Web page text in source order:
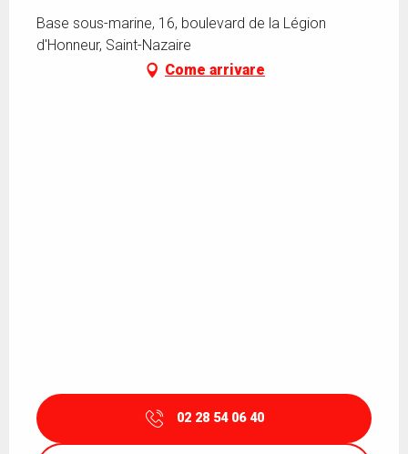
Base sous-marine, 16, boulevard de la Légion
d'Honneur, Saint-Nazaire
Come arrivare
02 28 54 06 40